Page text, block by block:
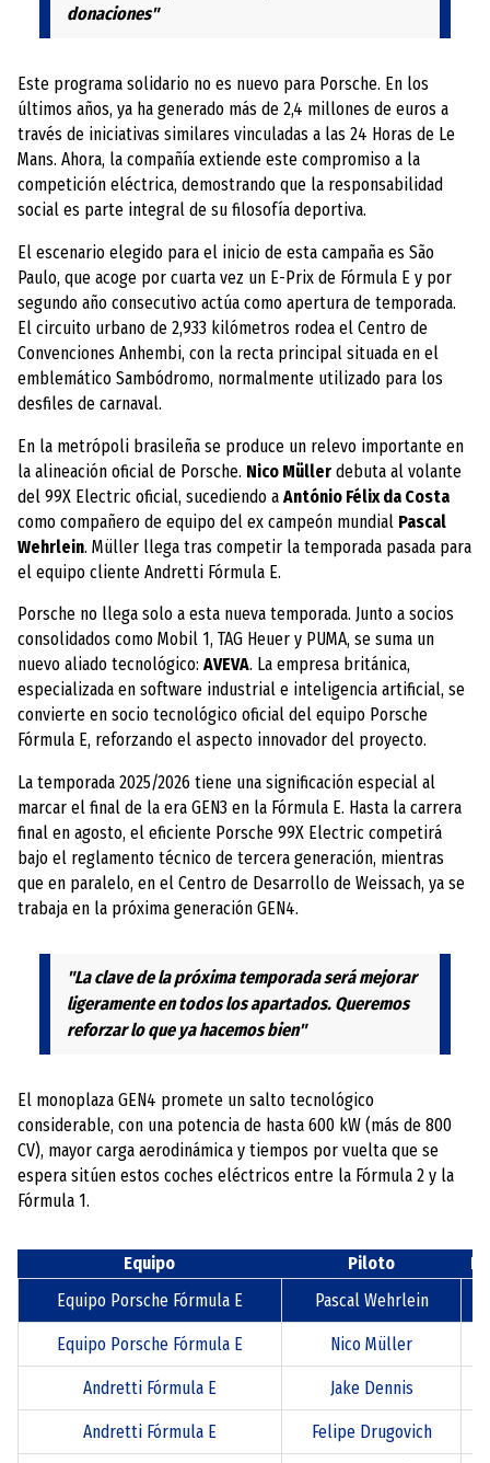
donaciones"
Este programa solidario no es nuevo para Porsche. En los
últimos años, ya ha generado más de 2,4 millones de euros a
través de iniciativas similares vinculadas a las 24 Horas de Le
Mans. Ahora, la compañía extiende este compromiso a la
competición eléctrica, demostrando que la responsabilidad
social es parte integral de su filosofía deportiva.
El escenario elegido para el inicio de esta campaña es São
Paulo, que acoge por cuarta vez un E-Prix de Fórmula E y por
segundo año consecutivo actúa como apertura de temporada.
El circuito urbano de 2,933 kilómetros rodea el Centro de
Convenciones Anhembi, con la recta principal situada en el
emblemático Sambódromo, normalmente utilizado para los
desfiles de carnaval.
En la metrópoli brasileña se produce un relevo importante en
la alineación oficial de Porsche. Nico Müller debuta al volante
del 99X Electric oficial, sucediendo a António Félix da Costa
como compañero de equipo del ex campeón mundial Pascal
Wehrlein. Müller llega tras competir la temporada pasada para
el equipo cliente Andretti Fórmula E.
Porsche no llega solo a esta nueva temporada. Junto a socios
consolidados como Mobil 1, TAG Heuer y PUMA, se suma un
nuevo aliado tecnológico: AVEVA. La empresa británica,
especializada en software industrial e inteligencia artificial, se
convierte en socio tecnológico oficial del equipo Porsche
Fórmula E, reforzando el aspecto innovador del proyecto.
La temporada 2025/2026 tiene una significación especial al
marcar el final de la era GEN3 en la Fórmula E. Hasta la carrera
final en agosto, el eficiente Porsche 99X Electric competirá
bajo el reglamento técnico de tercera generación, mientras
que en paralelo, en el Centro de Desarrollo de Weissach, ya se
trabaja en la próxima generación GEN4.
"La clave de la próxima temporada será mejorar
ligeramente en todos los apartados. Queremos
reforzar lo que ya hacemos bien"
El monoplaza GEN4 promete un salto tecnológico
considerable, con una potencia de hasta 600 kW (más de 800
CV), mayor carga aerodinámica y tiempos por vuelta que se
espera sitúen estos coches eléctricos entre la Fórmula 2 y la
Fórmula 1.
Equipo Piloto
Equipo Porsche Fórmula E
Pascal Wehrlein
Equipo Porsche Fórmula E Nico Müller
Andretti Fórmula E Jake Dennis
Andretti Fórmula E Felipe Drugovich